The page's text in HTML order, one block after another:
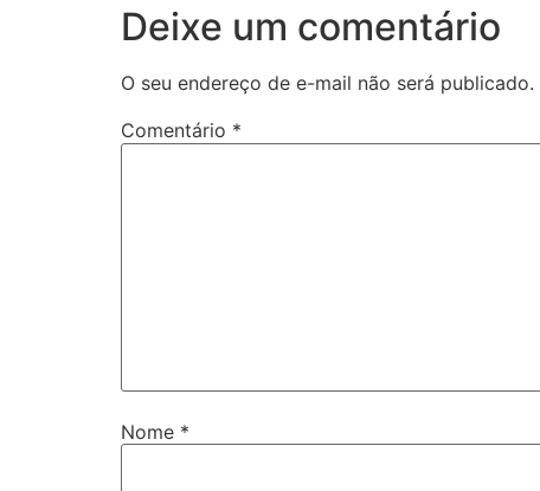
Deixe um comentário
O seu endereço de e-mail não será publicado.
Comentário *
Nome *